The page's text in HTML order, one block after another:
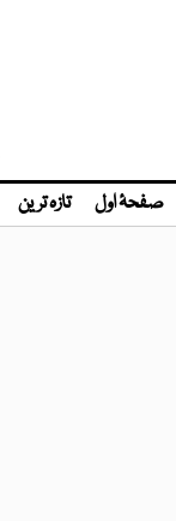
صفحۂ اول تازہ ترین